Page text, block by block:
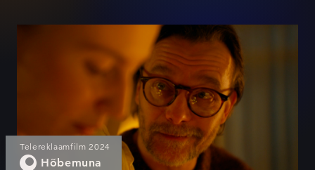
Oskus on kingitus
Telereklaamfilm 2024
Hõbemuna